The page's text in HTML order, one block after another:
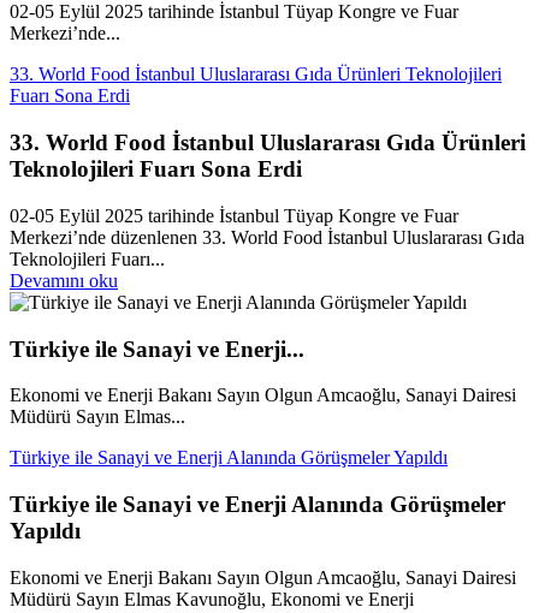
02-05 Eylül 2025 tarihinde İstanbul Tüyap Kongre ve Fuar
Merkezi’nde...
33. World Food İstanbul Uluslararası Gıda Ürünleri Teknolojileri
Fuarı Sona Erdi
33. World Food İstanbul Uluslararası Gıda Ürünleri
Teknolojileri Fuarı Sona Erdi
02-05 Eylül 2025 tarihinde İstanbul Tüyap Kongre ve Fuar
Merkezi’nde düzenlenen 33. World Food İstanbul Uluslararası Gıda
Teknolojileri Fuarı...
Devamını oku
Türkiye ile Sanayi ve Enerji...
Ekonomi ve Enerji Bakanı Sayın Olgun Amcaoğlu, Sanayi Dairesi
Müdürü Sayın Elmas...
Türkiye ile Sanayi ve Enerji Alanında Görüşmeler Yapıldı
Türkiye ile Sanayi ve Enerji Alanında Görüşmeler
Yapıldı
Ekonomi ve Enerji Bakanı Sayın Olgun Amcaoğlu, Sanayi Dairesi
Müdürü Sayın Elmas Kavunoğlu, Ekonomi ve Enerji